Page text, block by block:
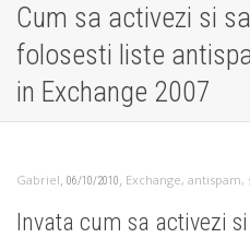
Cum sa activezi si sa
folosesti liste
in Exchange 2007
Gabriel, 06/10/2010, Exchange, antispam,
Invata cum sa activezi